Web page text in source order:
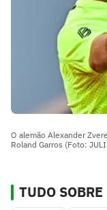
O alemão Alexander
Roland Garros (Foto:
TUDO SOBRE